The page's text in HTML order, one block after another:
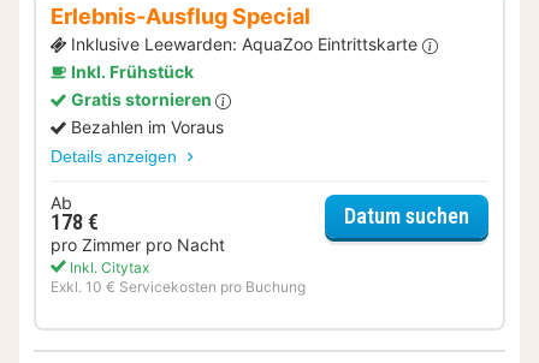
Erlebnis-Ausflug Special
Inklusive Leewarden: AquaZoo Eintrittskarte
Inkl. Frühstück
Gratis stornieren
Bezahlen im Voraus
Details anzeigen
Ab
178 €
pro Zimmer pro Nacht
Inkl. Citytax
Exkl. 10 € Servicekosten pro Buchung
Datum suchen